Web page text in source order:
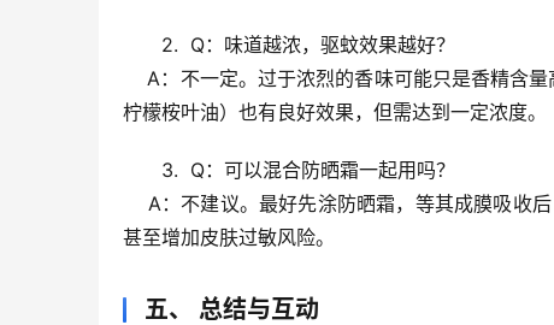
2. Q：味道越浓，驱蚊效果越好？
A：不一定。过于浓烈的香味可能只是香精含
柠檬桉叶油）也有良好效果，但需达到一定浓度。
3. Q：可以混合防晒霜一起用吗？
    A：不建议。最好
先涂防晒霜，等其成膜吸收
甚至增加皮肤过敏风险。
五、 总结与互动